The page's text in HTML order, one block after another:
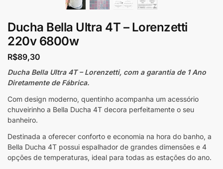
Ducha Bella Ultra 4T – Lorenzetti
220v 6800w
R$89,30
Ducha Bella Ultra 4T – Lorenzetti, com a garantia de 1 Ano
Diretamente de Fábrica.
Com design moderno, quentinho acompanha um acessório
chuveirinho a Bella Ducha 4T decora perfeitamente o seu
banheiro.
Destinada a oferecer conforto e economia na hora do banho, a
Bella Ducha 4T possui espalhador de grandes dimensões e 4
opções de temperaturas, ideal para todas as estações do ano.